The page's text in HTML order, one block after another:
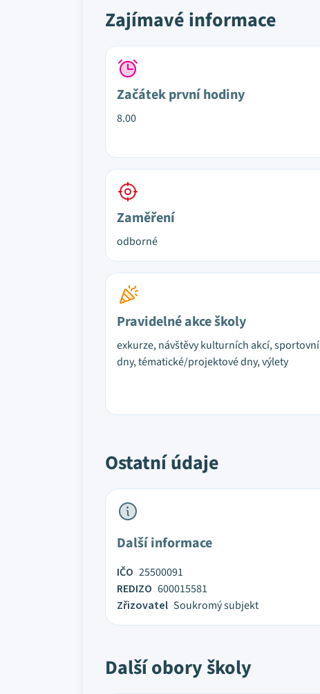
Zajímavé informace
Začátek první hodiny
8.00
Zaměření
odborné
Pravidelné akce školy
exkurze, návštěvy kulturních akcí, sportovní
dny, tématické/projektové dny, výlety
Ostatní údaje
Další informace
IČO 25500091
REDIZO 600015581
Zřizovatel Soukromý subjekt
Další obory školy